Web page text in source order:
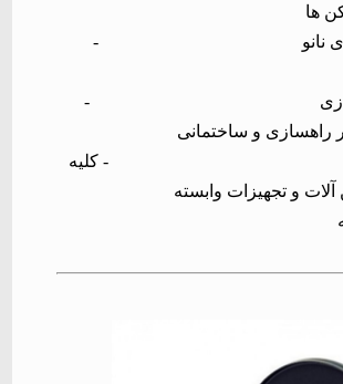
ها
نانو
-
-
راهسازی و ساختمانی
- کلیه
و تجهیزات وابسته